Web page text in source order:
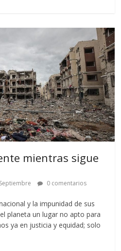
mientras sigue
0 comentarios
y la impunidad de sus
planeta un lugar no apto para
ya en justicia y equidad; solo